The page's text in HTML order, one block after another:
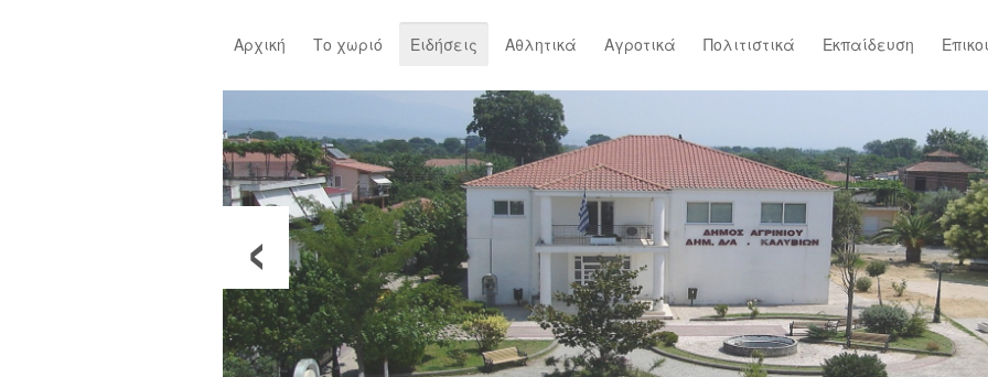
Αρχική Το χωριό Ειδήσεις Αθλητικά Αγροτικά Πολιτιστικά Εκπαίδευση
‹